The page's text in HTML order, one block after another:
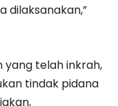
dilaksanakan,”
yang telah inkrah,
tindak pidana